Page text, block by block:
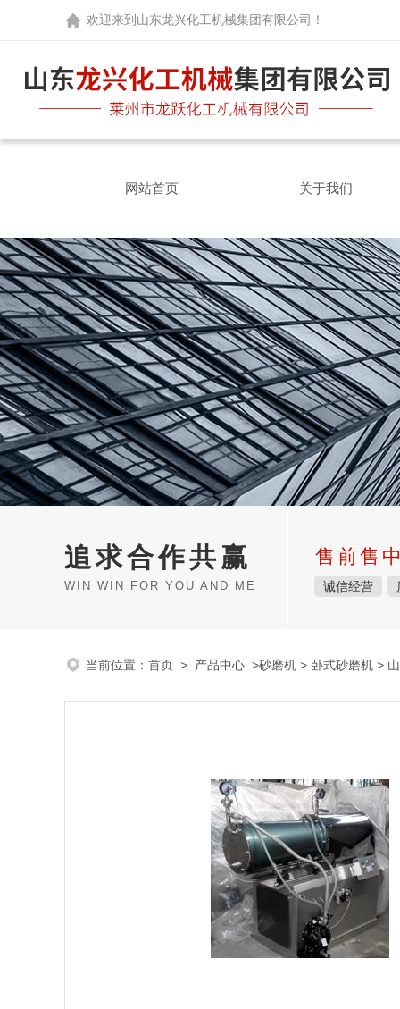
欢迎来到 山东龙兴化工机械集团有限公司 ！
网站首页 关于我们
追求合作共赢
WIN WIN FOR YOU AND ME
售前售
诚信经营
当前位置： 首页 > 产品中心 >砂磨机 > 卧式砂磨机 >